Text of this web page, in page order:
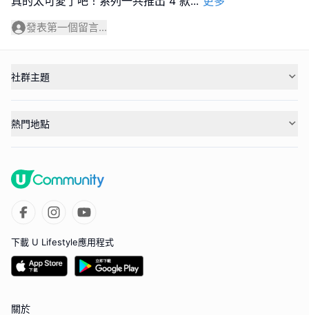
發表第一個留言...
社群主題
熱門地點
下載 U Lifestyle應用程式
關於